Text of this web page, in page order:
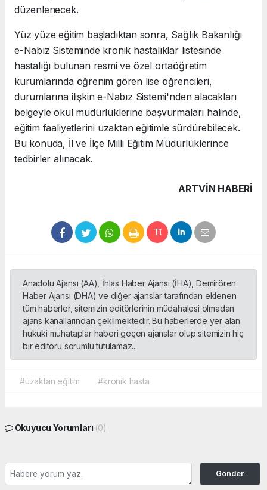
düzenlenecek.
Yüz yüze eğitim başladıktan sonra, Sağlık Bakanlığı
e-Nabız Sisteminde kronik hastalıklar listesinde
hastalığı bulunan resmi ve özel ortaöğretim
kurumlarında öğrenim gören lise öğrencileri,
durumlarına ilişkin e-Nabız Sistemi'nden alacakları
belgeyle okul müdürlüklerine başvurmaları halinde,
eğitim faaliyetlerini uzaktan eğitimle sürdürebilecek.
Bu konuda, İl ve İlçe Milli Eğitim Müdürlüklerince
tedbirler alınacak.
ARTVIN HABERİ
Anadolu Ajansı (AA), İhlas Haber Ajansı (İHA), Demirören
Haber Ajansı (DHA) ve diğer ajanslar tarafından eklenen
tüm haberler, sitemizin editörlerinin müdahalesi olmadan
ajans kanallarından çekilmektedir. Bu haberlerde yer alan
hukuki muhataplar haberi geçen ajanslar olup sitemizin hiç
bir editörü sorumlu tutulamaz...
#uzaktan eğitim #kronik hasta
Okuyucu Yorumları (0)
Gönder